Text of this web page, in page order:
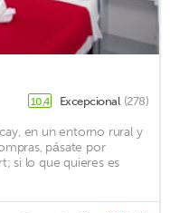
10,4 Excepcional (278)
en un entorno rural y
pásate por
si lo que quieres es